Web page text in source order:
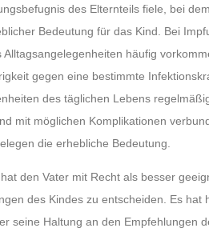
des Elternteils fiele, bei
Bedeutung für das Kind. Bei
Alltagsangelegenheiten häufig
gegen eine bestimmte
des täglichen Lebens
mit möglichen Komplikationen
die erhebliche Bedeutung.
den Vater mit Recht als besser
des Kindes zu entscheiden. Es hat
seine Haltung an den Empfehlungen